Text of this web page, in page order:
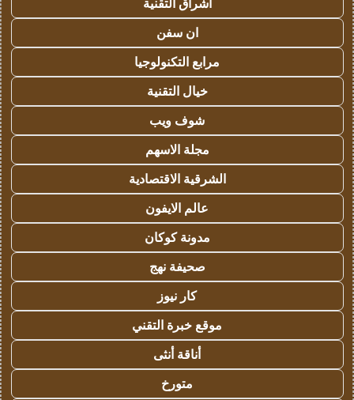
اشراق التقنية
ان سفن
مرابع التكنولوجيا
خيال التقنية
شوف ويب
مجلة الاسهم
الشرقية الاقتصادية
عالم الايفون
مدونة كوكان
صحيفة نهج
كار نيوز
موقع خبرة التقني
أناقة أنثى
متورخ